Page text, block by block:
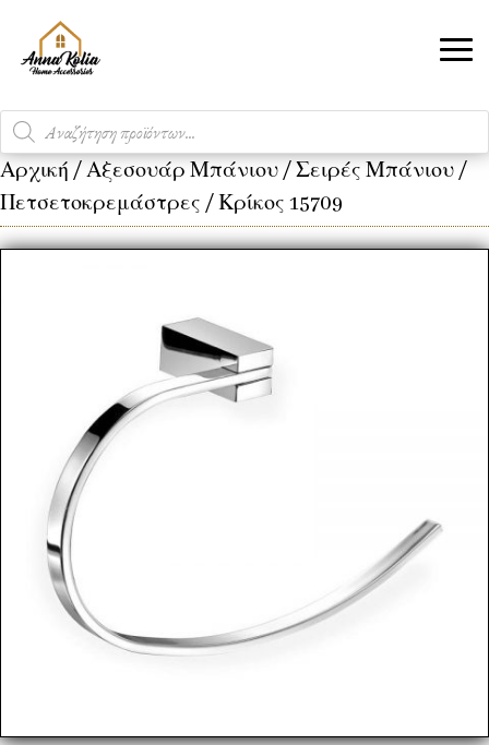
Products
search
Αρχική /Αξεσουάρ Μπάνιου/Σειρές Μπάνιου/
Πετσετοκρεμάστρες / Κρίκος 15709